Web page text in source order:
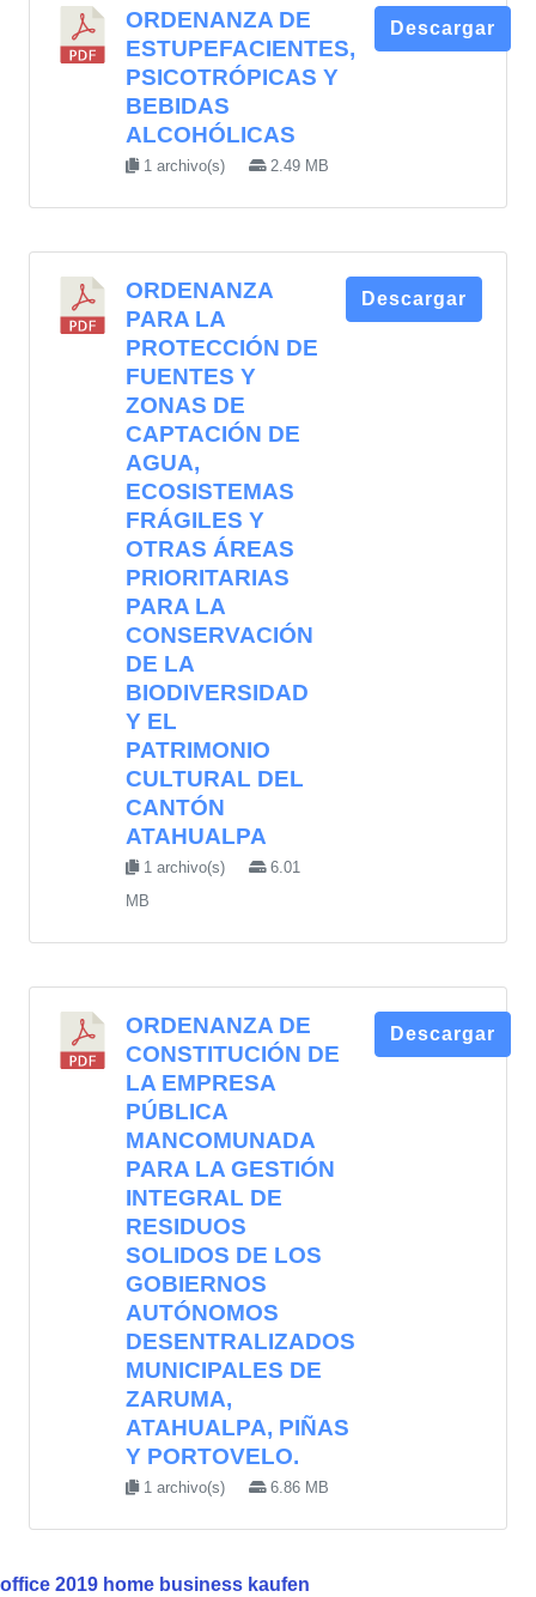
ORDENANZA DE
ESTUPEFACIENTES,
PSICOTRÓPICAS Y
BEBIDAS
ALCOHÓLICAS
1 archivo(s) 2.49 MB
Descargar
ORDENANZA
PARA LA
PROTECCIÓN DE
FUENTES Y
ZONAS DE
CAPTACIÓN DE
AGUA,
ECOSISTEMAS
FRÁGILES Y
OTRAS ÁREAS
PRIORITARIAS
PARA LA
CONSERVACIÓN
DE LA
BIODIVERSIDAD
Y EL
PATRIMONIO
CULTURAL DEL
CANTÓN
ATAHUALPA
1 archivo(s)
6.01
MB
Descargar
ORDENANZA DE
CONSTITUCIÓN DE
LA EMPRESA
PÚBLICA
MANCOMUNADA
PARA LA GESTIÓN
INTEGRAL DE
RESIDUOS
SOLIDOS DE LOS
GOBIERNOS
AUTÓNOMOS
DESENTRALIZADOS
MUNICIPALES DE
ZARUMA,
ATAHUALPA, PIÑAS
Y PORTOVELO.
1 archivo(s) 6.86 MB
Descargar
office 2019 home business kaufen